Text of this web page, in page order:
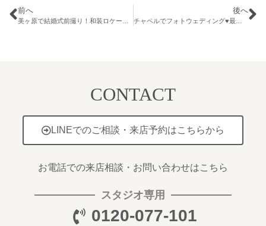
前へ 後へ
チャペルでフォトウェディング♥最新チャペルセレモニーPlan
CONTACT
LINEでのご相談・来店予約はこちらから
お電話での来店相談・お問い合わせはこちら
スタジオ専用
0120-077-101